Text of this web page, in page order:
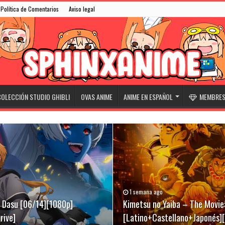
Política de Comentarios Aviso legal
STUDIO GHIBLI OVAS ANIME ANIME EN ESPAÑOL
Dasu [06/14][1080p]
1 semana ago
Kimetsu no Yaiba – The
31/05/2026
Niwatori Fighter (Rooster
07/03/2026
Evangelion Broadcast 30th
[Sub-Español][Mega-Drive]